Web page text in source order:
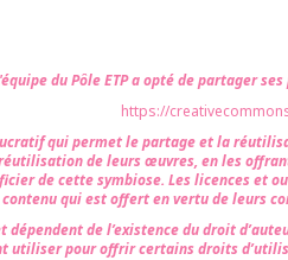
du Pôle ETP a opté de partager
https://
qui permet le partage et la
de leurs œuvres, en les
de cette symbiose. Les licences et
contenu qui est offert en vertu de leurs
dépendent de l’existence du droit
utiliser pour offrir certains droits